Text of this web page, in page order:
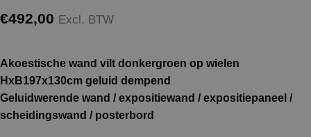
€492,00 Excl. BTW
Akoestische wand vilt donkergroen op wielen
HxB197x130cm geluid dempend
Geluidwerende wand / expositiewand / expositiepaneel /
scheidingswand / posterbord